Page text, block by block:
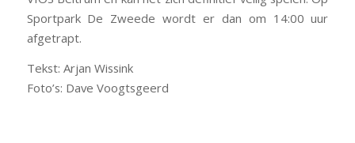
Sportpark De Zweede wordt er dan om 14:00 uur
afgetrapt.
Tekst: Arjan Wissink
Foto’s: Dave Voogtsgeerd